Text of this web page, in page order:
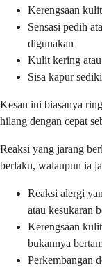
Kerengsaan
Sensasi pedih
digunakan
Kulit kering
Sisa kapur
Kesan ini biasanya
hilang dengan cepat
Reaksi yang jarang
berlaku, walaupun ia
Reaksi alergi
atau kesukaran
Kerengsaan
bukannya
Perkembangan